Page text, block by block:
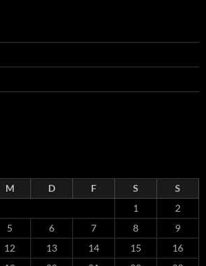
M D F S
S
1
2
5 6 7 8
9
12 13 14 15
16